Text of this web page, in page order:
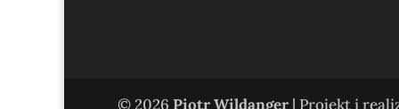
© 2026 Piotr Wildanger | Projekt i